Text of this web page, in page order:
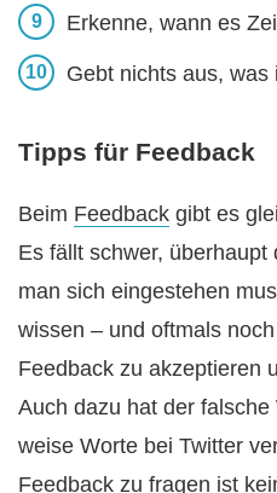
Erkenne, wann es
Gebt nichts aus, was
Tipps für Feedback
Beim Feedback gibt es
Es fällt schwer, überhaupt
man sich eingestehen
wissen – und oftmals
Feedback zu akzeptieren
Auch dazu hat der
weise Worte bei Twitter
Feedback zu fragen ist